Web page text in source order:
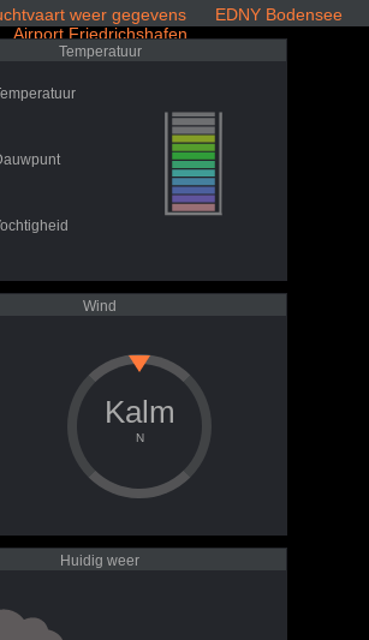
weer gegevens EDNY Bodensee
Airport Friedrichshafen
Temperatuur
Wind
Kalm
N
Huidig weer